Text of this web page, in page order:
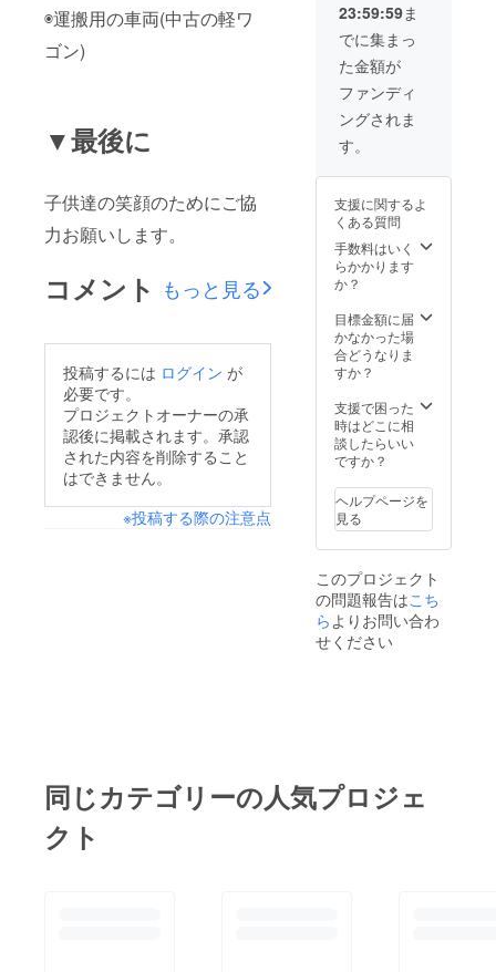
◉運搬用の車両(中古の軽ワ
ゴン)
▼最後に
子供達の笑顔のためにご協
力お願いします。
コメント もっと見る
投稿するには ログイン が
必要です。
プロジェクトオーナーの承
認後に掲載されます。承認
された内容を削除すること
はできません。
※投稿する際の注意点
23:59:59ま
でに集まっ
た金額が
ファンディ
ングされま
す。
支援に関するよ
くある質問
手数料はいく
らかかります
か？
目標金額に届
かなかった場
合どうなりま
すか？
支援で困った
時はどこに相
談したらいい
ですか？
ヘルプページを
見る
このプロジェクト
の問題報告はこち
らよりお問い合わ
せください
同じカテゴリーの人気プロジェ
クト